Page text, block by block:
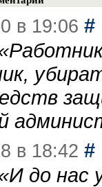
в 19:06 #
в 18:42 #
И до нас